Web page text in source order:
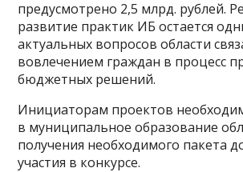
предусмотрено 2,5 млрд. рублей.
развитие практик ИБ остается
актуальных вопросов области
вовлечением граждан в процесс
бюджетных решений.
Инициаторам проектов
в муниципальное образование
получения необходимого пакета
участия в конкурсе.